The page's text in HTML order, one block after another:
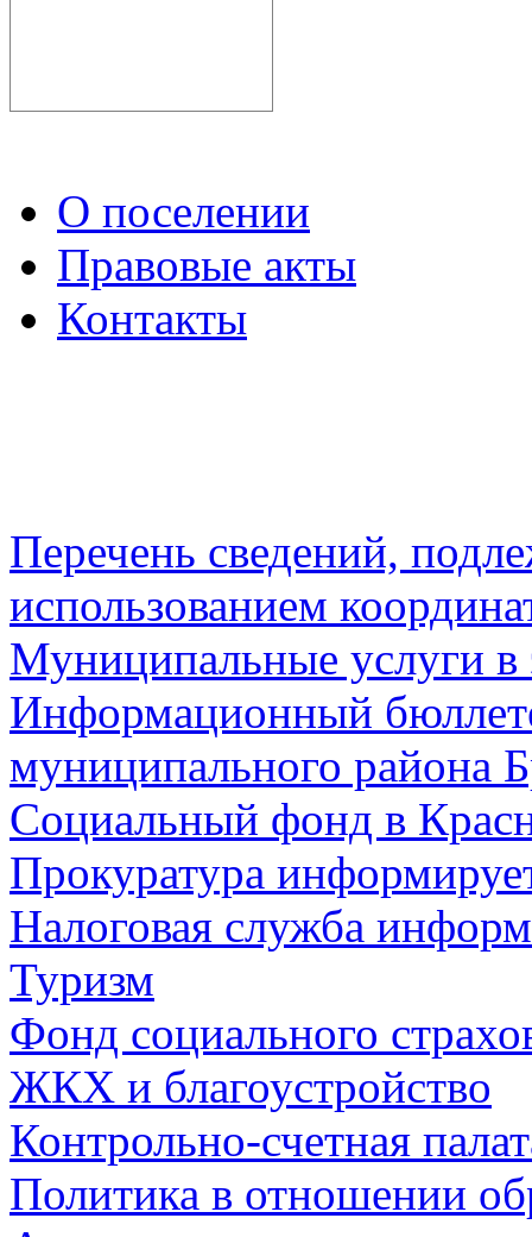
О поселении
Правовые акты
Контакты
Перечень сведений,
использованием
Муниципальные услуги в
Информационный
муниципального района
Социальный фонд в
Прокуратура
Налоговая служба
Туризм
Фонд социального
ЖКХ и благоустройство
Контрольно-счетная
Политика в отношении